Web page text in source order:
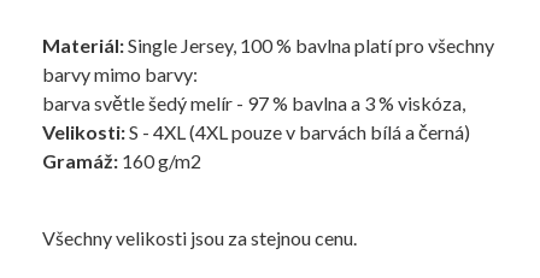
Materiál:Single Jersey, 100 % bavlna platí pro všechny
barvy mimo barvy:
barva světle šedý melír - 97 % bavlna a 3 % viskóza,
Velikosti:S - 4XL (4XL pouze v barvách bílá a černá)
Gramáž: 160 g/m2
Všechny velikosti jsou za stejnou cenu.